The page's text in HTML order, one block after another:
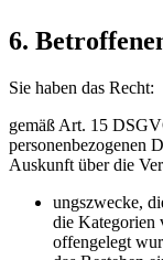
6.
Sie haben das Recht:
gemäß Art. 15
personenbezogenen
Auskunft über die
ungszwecke,
die Kategorien
offengelegt